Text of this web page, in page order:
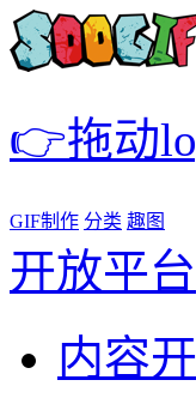
👉拖动
GIF制作 分类 趣图
开放平台
内容